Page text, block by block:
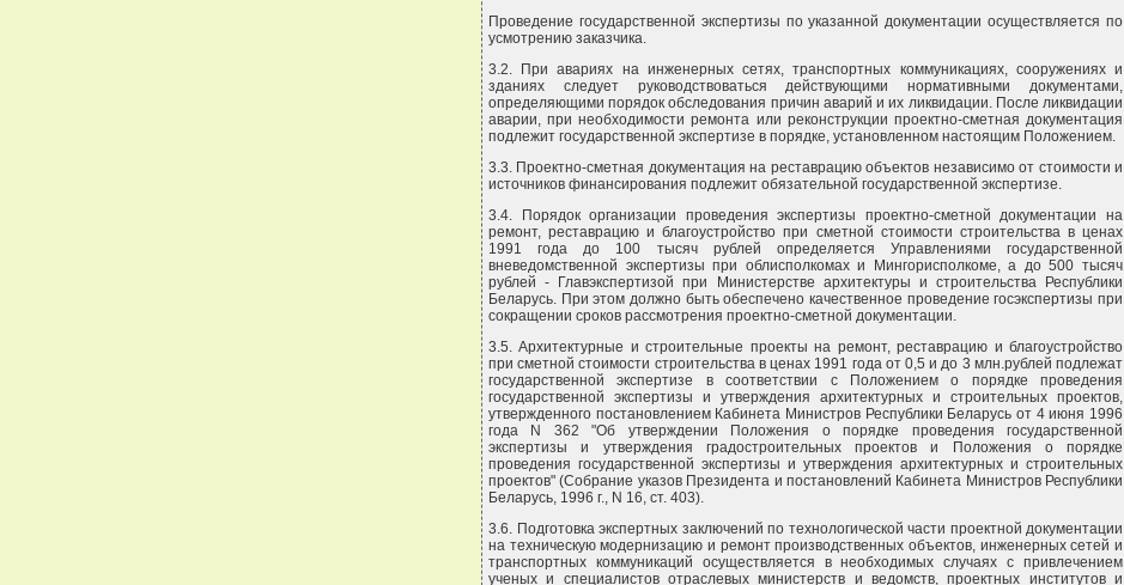
Проведение государственной экспертизы по указанной документации осуществляется по
усмотрению заказчика.
3.2. При авариях на инженерных сетях, транспортных коммуникациях, сооружениях и
зданиях следует руководствоваться действующими нормативными документами,
определяющими порядок обследования причин аварий и их ликвидации. После ликвидации
аварии, при необходимости ремонта или реконструкции проектно-сметная документация
подлежит государственной экспертизе в порядке, установленном настоящим Положением.
3.3. Проектно-сметная документация на реставрацию объектов независимо от стоимости и
источников финансирования подлежит обязательной государственной экспертизе.
3.4. Порядок организации проведения экспертизы проектно-сметной документации на
ремонт, реставрацию и благоустройство при сметной стоимости строительства в ценах
1991 года до 100 тысяч рублей определяется Управлениями государственной
вневедомственной экспертизы при облисполкомах и Мингорисполкоме, а до 500 тысяч
рублей - Главэкспертизой при Министерстве архитектуры и строительства Республики
Беларусь. При этом должно быть обеспечено качественное проведение госэкспертизы при
сокращении сроков рассмотрения проектно-сметной документации.
3.5. Архитектурные и строительные проекты на ремонт, реставрацию и благоустройство
при сметной стоимости строительства в ценах 1991 года от 0,5 и до 3 млн.рублей подлежат
государственной экспертизе в соответствии с Положением о порядке проведения
государственной экспертизы и утверждения архитектурных и строительных проектов,
утвержденного постановлением Кабинета Министров Республики Беларусь от 4 июня 1996
года N 362 "Об утверждении Положения о порядке проведения государственной
экспертизы и утверждения градостроительных проектов и Положения о порядке
проведения государственной экспертизы и утверждения архитектурных и строительных
проектов" (Собрание указов Президента и постановлений Кабинета Министров Республики
Беларусь, 1996 г., N 16, ст. 403).
3.6. Подготовка экспертных заключений по технологической части проектной документации
на техническую модернизацию и ремонт производственных объектов, инженерных сетей и
транспортных коммуникаций осуществляется в необходимых случаях с привлечением
ученых и специалистов отраслевых министерств и ведомств, проектных институтов и